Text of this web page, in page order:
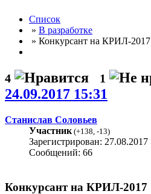
Список
» В разработке
» Конкурсант на КРИЛ-2017
4 1
24.09.2017 15:31
Станислав Соловьев
Участник (+138 -13)
Зарегистрирован: 27.08.2017
Сообщений: 66
Конкурсант на КРИЛ-2017